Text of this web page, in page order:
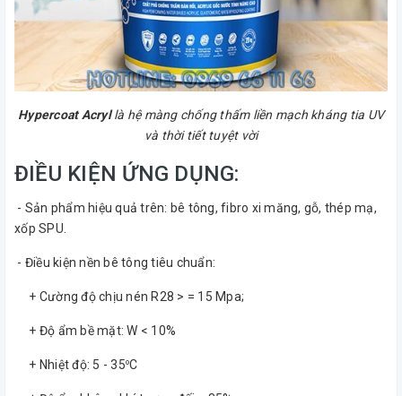
Hypercoat Acryllà hệ màng chống thấm liền mạch kháng tia UV
và thời tiết tuyệt vời
ĐIỀU KIỆN ỨNG DỤNG:
- Sản phẩm hiệu quả trên: bê tông, fibro xi măng, gỗ, thép mạ,
xốp SPU.
- Điều kiện nền bê tông tiêu chuẩn:
+ Cường độ chịu nén R28 > = 15 Mpa;
+ Độ ẩm bề mặt: W < 10%
+ Nhiệt độ: 5 - 35oC